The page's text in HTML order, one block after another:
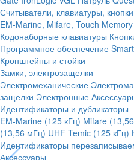
Считыватели, клавиатуры,
EM-Marine, Mifare, Touch Memory
Кодонаборные клавиатуры
Программное обеспечение
Кронштейны и стойки
Замки, электрозащелки
Электромеханические
защелки Электронные
Идентификаторы и дубликаторы
EM-Marine (125 кГц) Mifare
(13,56 мГц) UHF Temic (125 кГц)
Идентификаторы
Аксессуары